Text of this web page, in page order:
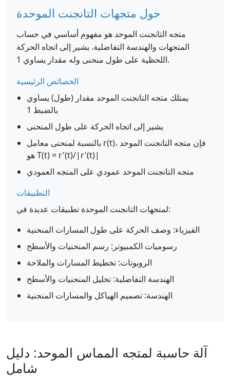
حول متجهات التانجنت الموحدة
متجه التانجنت الموحد هو مفهوم أساسي في حساب
المتجهات والهندسة التفاضلية. يشير إلى اتجاه الحركة
اللحظية على طول منحنى وله مقدار يساوي 1.
الخصائص الرئيسية
يمتلك متجه التانجنت الموحد مقدار (طول) يساوي
بالضبط 1
يشير إلى اتجاه الحركة على طول المنحنى
بالنسبة لمنحنى معامل r(t)، فإن متجه التانجنت الموحد
هو T(t) = r'(t)/|r'(t)|
متجه التانجنت الموحد عمودي على المتجه العمودي
التطبيقات
لمتجهات التانجنت الموحدة تطبيقات عديدة في:
الفيزياء: وصف الحركة على طول المسارات المنحنية
رسوميات الكمبيوتر: رسم المنحنيات والأسطح
الروبوتات: تخطيط المسارات والملاحة
الهندسة التفاضلية: تحليل المنحنيات والأسطح
الهندسة: تصميم الهياكل والمسارات المنحنية
آلة حاسبة لمتجه المماس الموحد: دليل
شامل